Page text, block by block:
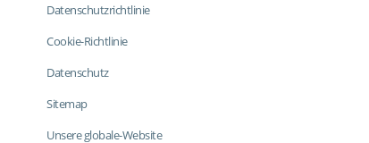
Datenschutzrichtlinie
Cookie-Richtlinie
Datenschutz
Sitemap
Unsere globale-Website